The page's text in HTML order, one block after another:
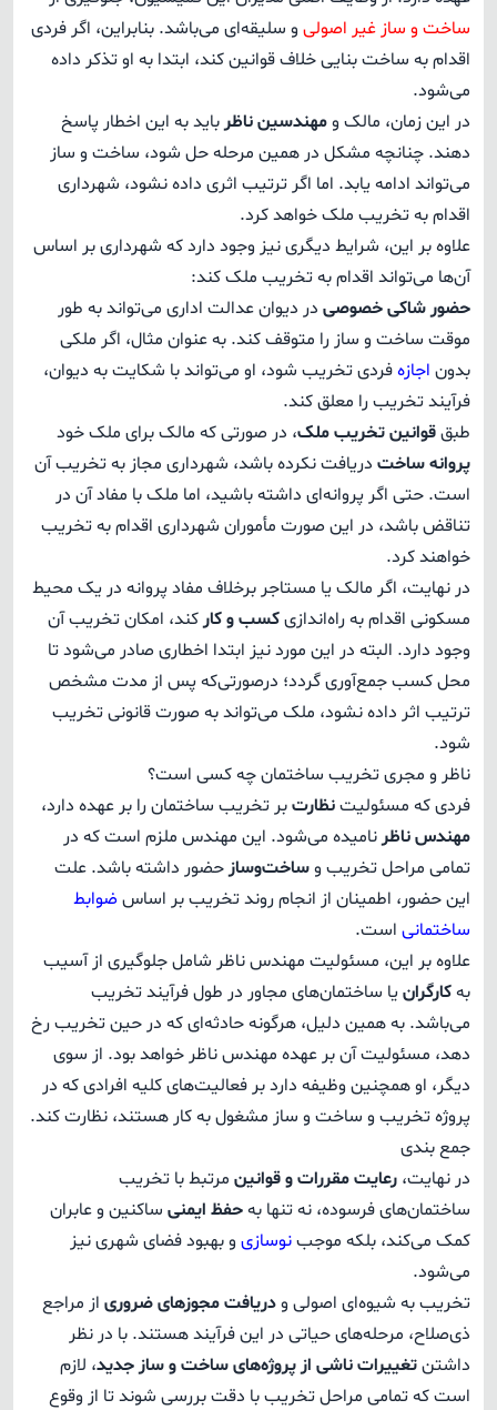
ساخت و ساز غیر اصولی و سلیقه‌ای می‌باشد. بنابراین، اگر فردی
اقدام به ساخت بنایی خلاف قوانین کند، ابتدا به او تذکر داده
می‌شود.
در این زمان، مالک ومهندسین ناظرباید به این اخطار پاسخ
دهند. چنانچه مشکل در همین مرحله حل شود، ساخت و ساز
می‌تواند ادامه یابد. اما اگر ترتیب اثری داده نشود، شهرداری
اقدام به تخریب ملک خواهد کرد.
علاوه بر این، شرایط دیگری نیز وجود دارد که شهرداری بر اساس
آن‌ها می‌تواند اقدام به تخریب ملک کند:
حضور شاکی خصوصی در دیوان عدالت اداری می‌تواند به طور
موقت ساخت و ساز را متوقف کند. به عنوان مثال، اگر ملکی
بدون اجازهفردی تخریب شود، او می‌تواند با شکایت به دیوان،
فرآیند تخریب را معلق کند.
طبققوانین تخریب ملک، در صورتی که مالک برای ملک خود
پروانه ساخت دریافت نکرده باشد، شهرداری مجاز به تخریب آن
است. حتی اگر پروانه‌ای داشته باشید، اما ملک با مفاد آن در
تناقض باشد، در این صورت مأموران شهرداری اقدام به تخریب
خواهند کرد.
در نهایت، اگر مالک یا مستاجر برخلاف مفاد پروانه در یک محیط
مسکونی اقدام به راه‌اندازیکسب و کارکند، امکان تخریب آن
وجود دارد. البته در این مورد نیز ابتدا اخطاری صادر می‌شود تا
محل کسب جمع‌آوری گردد؛ درصورتی‌که پس از مدت مشخص
ترتیب اثر داده نشود، ملک می‌تواند به صورت قانونی تخریب
شود.
ناظر و مجری تخریب ساختمان چه کسی است؟
فردی که مسئولیتنظارتبر تخریب ساختمان را بر عهده دارد،
مهندس ناظرنامیده می‌شود. این مهندس ملزم است که در
تمامی مراحل تخریب وساخت‌وسازحضور داشته باشد. علت
این حضور، اطمینان از انجام روند تخریب بر اساسضوابط
ساختمانی است.
علاوه بر این، مسئولیت مهندس ناظر شامل جلوگیری از آسیب
بهکارگرانیا ساختمان‌های مجاور در طول فرآیند تخریب
می‌باشد. به همین دلیل، هرگونه حادثه‌ای که در حین تخریب رخ
دهد، مسئولیت آن بر عهده مهندس ناظر خواهد بود. از سوی
دیگر، او همچنین وظیفه دارد بر فعالیت‌های کلیه افرادی که در
پروژه تخریب و ساخت و ساز مشغول به کار هستند، نظارت کند.
جمع بندی
در نهایت، رعایت مقررات و قوانین مرتبط با تخریب
ساختمان‌های فرسوده، نه ‌تنها بهحفظ ایمنی ساکنین و عابران
کمک می‌کند، بلکه موجبنوسازی و بهبود فضای شهری نیز
می‌شود.
تخریب به شیوه‌ای اصولی ودریافت مجوزهای ضروری از مراجع
ذی‌صلاح، مرحله‌های حیاتی در این فرآیند هستند. با در نظر
داشتنتغییرات ناشی از پروژه‌های ساخت و ساز جدید، لازم
است که تمامی مراحل تخریب با دقت بررسی شوند تا از وقوع